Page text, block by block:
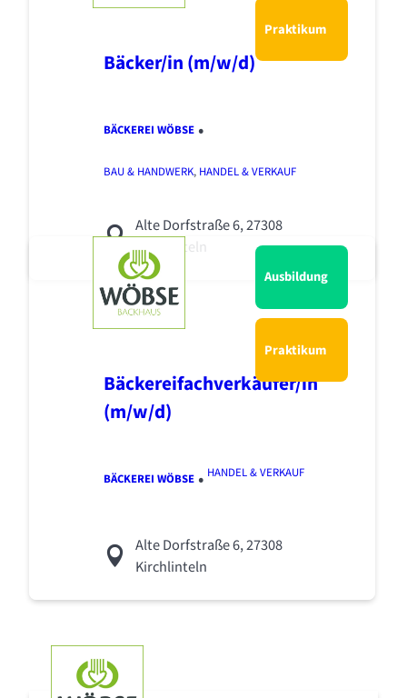
Bäcker/in (m/w/d)
BÄCKEREI WÖBSE •
BAU & HANDWERK, HANDEL & VERKAUF
Alte Dorfstraße 6, 27308
Kirchlinteln
Praktikum
Bäckereifachverkäufer/in
(m/w/d)
BÄCKEREI WÖBSE • HANDEL & VERKAUF
Alte Dorfstraße 6, 27308
Kirchlinteln
Ausbildung
Praktikum